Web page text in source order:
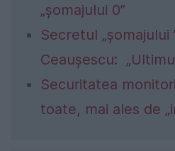
„șomajului 0”
Secretul
Ceaușescu:
Securitatea
toate, mai ales de